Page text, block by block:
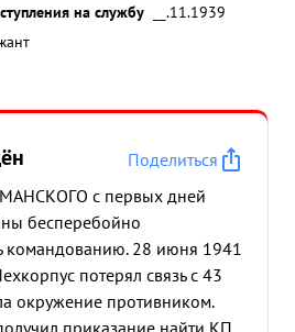
на службу
__.11.1939
Поделиться
с первых дней
бесперебойно
командованию. 28 июня 1941
потерял связь с 43
окружение противником.
приказание найти КП